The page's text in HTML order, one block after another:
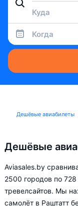
Когда
Дешёвые авиабилеты
Дешёвые
Aviasales.by
2500 городов по
тревелсайтов. Мы
самолёт в Раштатт